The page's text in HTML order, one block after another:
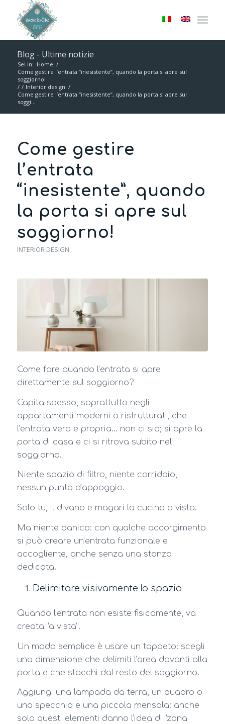
Blog - Ultime notizie
Sei in: Home /
Come gestire l’entrata “inesistente”, quando la porta si apre sul
soggiorno!
/ / Interior design /
Come gestire l’entrata “inesistente”, quando la porta si apre sul
soggi...
Come gestire
l’entrata
“inesistente”, quando
la porta si apre sul
soggiorno!
INTERIOR DESIGN
Come fare quando l’entrata si apre
direttamente sul soggiorno?
Capita spesso, soprattutto negli
appartamenti moderni o ristrutturati, che
l’entrata vera e propria… non ci sia; si apre la
porta di casa e ci si ritrova subito nel
soggiorno.
Niente spazio di filtro, niente corridoio,
nessun punto d’appoggio.
Solo tu, il divano e magari la cucina a vista.
Ma niente panico: con qualche accorgimento
si può creare un’entrata funzionale e
accogliente, anche senza una stanza
dedicata.
Delimitare visivamente lo spazio
Quando l’entrata non esiste fisicamente, va
creata “a vista”.
Un modo semplice è usare un tappeto: scegli
una dimensione che delimiti l’area davanti alla
porta e che stacchi dal resto del soggiorno.
Aggiungi una lampada da terra, un quadro o
uno specchio e una piccola mensola: anche
solo questi elementi danno l’idea di “zona